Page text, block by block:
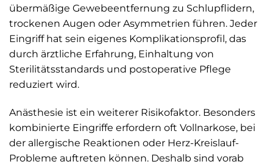
übermäßige Gewebeentfernung zu Schlupflidern,
trockenen Augen oder Asymmetrien führen. Jeder
Eingriff hat sein eigenes Komplikationsprofil, das
durch ärztliche Erfahrung, Einhaltung von
Sterilitätsstandards und postoperative Pflege
reduziert wird.
Anästhesie ist ein weiterer Risikofaktor. Besonders
kombinierte Eingriffe erfordern oft Vollnarkose, bei
der allergische Reaktionen oder Herz-Kreislauf-
Probleme auftreten können. Deshalb sind vorab